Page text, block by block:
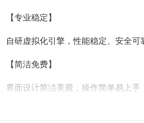
【专业稳定】
自研虚拟化引擎，性能稳定、安全
【简洁免费】
界面设计简洁美观，操作简单易上手